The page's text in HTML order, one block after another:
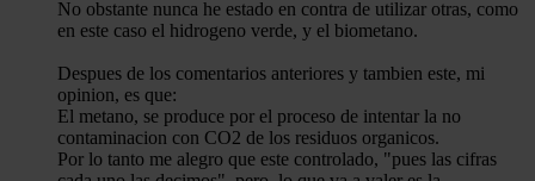
No obstante nunca he estado en contra de utilizar otras, como
en este caso el hidrogeno verde, y el biometano.
Despues de los comentarios anteriores y tambien este, mi
opinion, es que:
El metano, se produce por el proceso de intentar la no
contaminacion con CO2 de los residuos organicos.
Por lo tanto me alegro que este controlado, "pues las cifras